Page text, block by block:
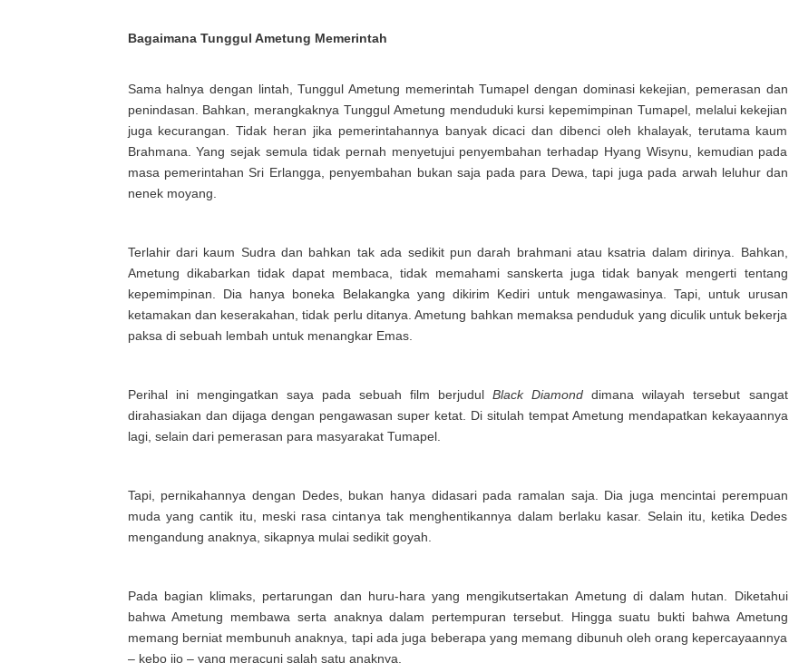
Bagaimana Tunggul Ametung Memerintah
Sama halnya dengan lintah, Tunggul Ametung memerintah Tumapel dengan dominasi kekejian, pemerasan dan
penindasan. Bahkan, merangkaknya Tunggul Ametung menduduki kursi kepemimpinan Tumapel, melalui kekejian
juga kecurangan. Tidak heran jika pemerintahannya banyak dicaci dan dibenci oleh khalayak, terutama kaum
Brahmana. Yang sejak semula tidak pernah menyetujui penyembahan terhadap Hyang Wisynu, kemudian pada
masa pemerintahan Sri Erlangga, penyembahan bukan saja pada para Dewa, tapi juga pada arwah leluhur dan
nenek moyang.
Terlahir dari kaum Sudra dan bahkan tak ada sedikit pun darah brahmani atau ksatria dalam dirinya. Bahkan,
Ametung dikabarkan tidak dapat membaca, tidak memahami sanskerta juga tidak banyak mengerti tentang
kepemimpinan. Dia hanya boneka Belakangka yang dikirim Kediri untuk mengawasinya. Tapi, untuk urusan
ketamakan dan keserakahan, tidak perlu ditanya. Ametung bahkan memaksa penduduk yang diculik untuk bekerja
paksa di sebuah lembah untuk menangkar Emas.
Perihal ini mengingatkan saya pada sebuah film berjudulBlack Diamonddimana wilayah tersebut sangat
dirahasiakan dan dijaga dengan pengawasan super ketat. Di situlah tempat Ametung mendapatkan kekayaannya
lagi, selain dari pemerasan para masyarakat Tumapel.
Tapi, pernikahannya dengan Dedes, bukan hanya didasari pada ramalan saja. Dia juga mencintai perempuan
muda yang cantik itu, meski rasa cintanya tak menghentikannya dalam berlaku kasar. Selain itu, ketika Dedes
mengandung anaknya, sikapnya mulai sedikit goyah.
Pada bagian klimaks, pertarungan dan huru-hara yang mengikutsertakan Ametung di dalam hutan. Diketahui
bahwa Ametung membawa serta anaknya dalam pertempuran tersebut. Hingga suatu bukti bahwa Ametung
memang berniat membunuh anaknya, tapi ada juga beberapa yang memang dibunuh oleh orang kepercayaannya
– kebo ijo – yang meracuni salah satu anaknya.